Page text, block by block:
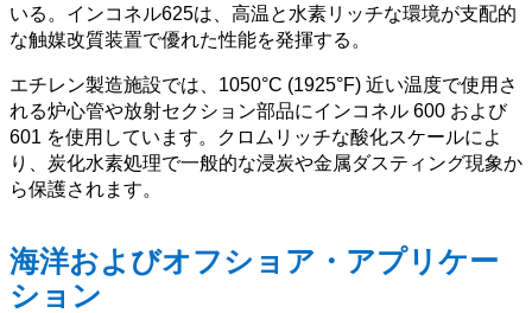
いる。インコネル625は、高温と水素リッチな環境が支配的
な触媒改質装置で優れた性能を発揮する。
エチレン製造施設では、1050°C (1925°F) 近い温度で使用さ
れる炉心管や放射セクション部品にインコネル 600 および
601 を使用しています。クロムリッチな酸化スケールによ
り、炭化水素処理で一般的な浸炭や金属ダスティング現象か
ら保護されます。
海洋およびオフショア・アプリケー
ション